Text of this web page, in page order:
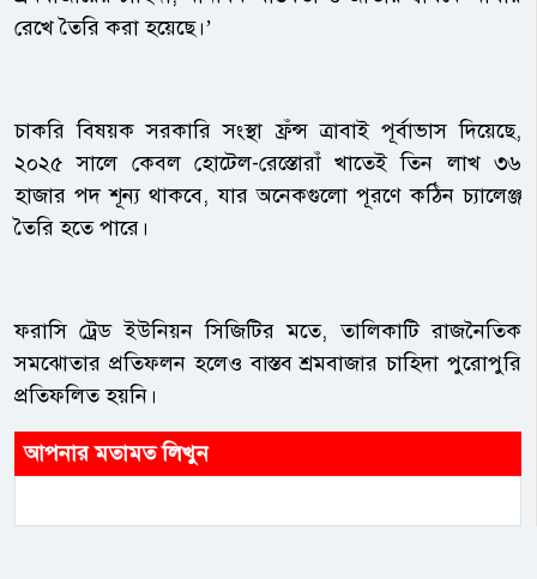
রেখে তৈরি করা হয়েছে।’
চাকরি বিষয়ক সরকারি সংস্থা ফ্রঁন্স ত্রাবাই পূর্বাভাস দিয়েছে,
২০২৫ সালে কেবল হোটেল-রেস্তোরাঁ খাতেই তিন লাখ ৩৬
হাজার পদ শূন্য থাকবে, যার অনেকগুলো পূরণে কঠিন চ্যালেঞ্জ
তৈরি হতে পারে।
ফরাসি ট্রেড ইউনিয়ন সিজিটির মতে, তালিকাটি রাজনৈতিক
সমঝোতার প্রতিফলন হলেও বাস্তব শ্রমবাজার চাহিদা পুরোপুরি
প্রতিফলিত হয়নি।
আপনার মতামত লিখুন